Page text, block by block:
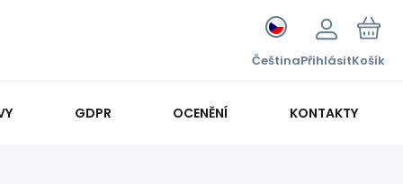
ČeštinaPřihlásitKošík
GDPR OCENĚNÍ KONTAKTY